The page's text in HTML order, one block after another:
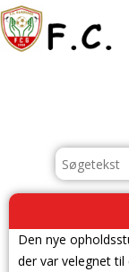
Den nye
der var velegnet